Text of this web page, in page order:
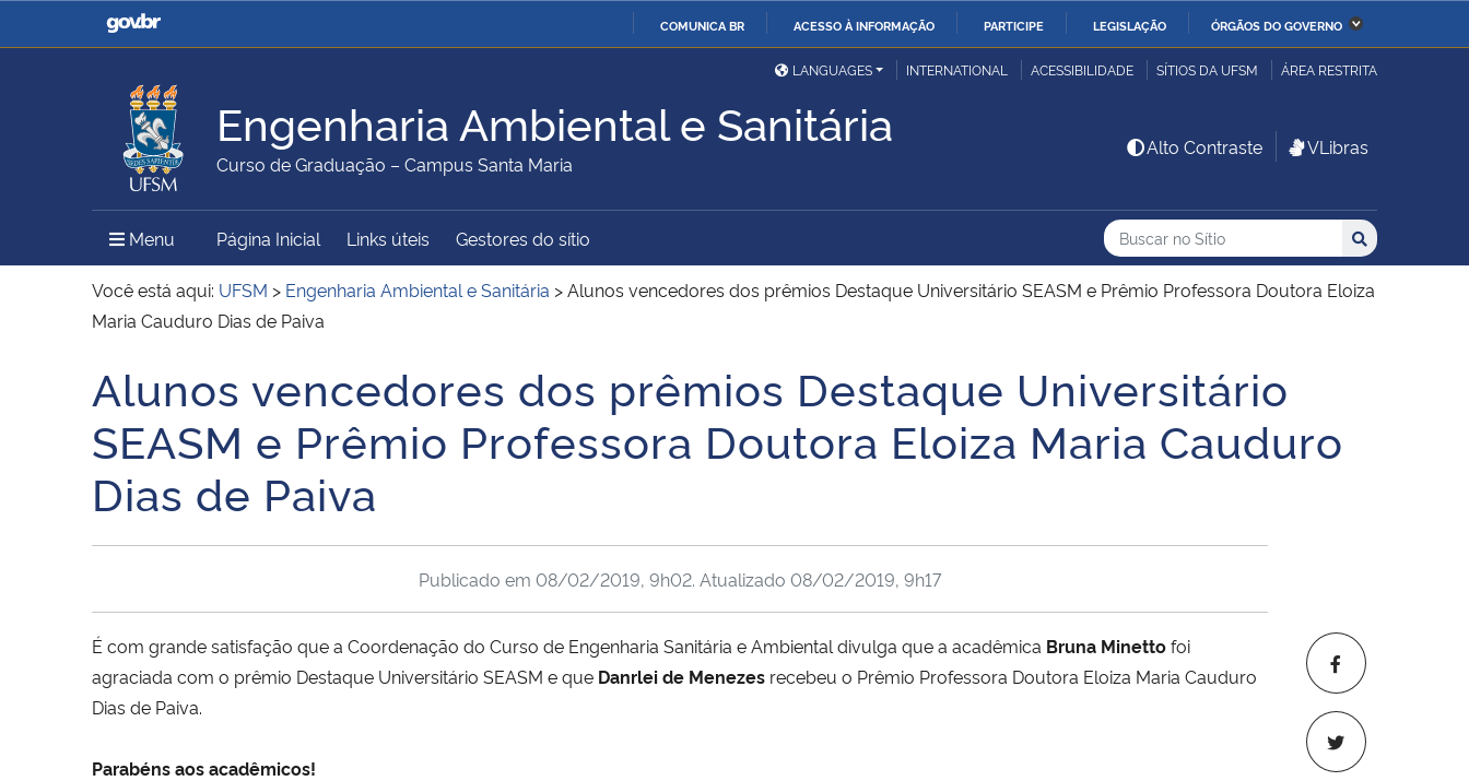
O
COMUNICA BR ACESSO À INFORMAÇÃO PARTICIPE LEGISLAÇÃO ÓRGÃOS DO GOVERNO
Casa Civil
Ministério da Justiça e
Ministério da Defesa
Ministério das Relações
Exteriores
Ministério da Economia Ministério da Infraestrutura
Ministério da Agricultura,
Pecuária e Abastecimento
Ministério da Educação Ministério da Cidadania Ministério da Saúde
Ministério da Ciência,
Tecnologia, Inovações e
Ministério do Meio Ambiente Ministério do Turismo
Ministério do
Desenvolvimento Regional
Família e dos Direitos
Secretaria de Governo
Gabinete de Segurança
Institucional
Advocacia-Geral da União
LANGUAGES INTERNATIONAL ACESSIBILIDADE SÍTIOS DA UFSM ÁREA RESTRITA
Engenharia Ambiental e Sanitária
Curso de Graduação – Campus Santa Maria
Alto Contraste VLibras
Menu Menu Principal do Sítio
Página Inicial Links úteis Gestores do sítio Busca
Buscar no no Sítio
Busca: Buscar
Você está aqui: UFSM > Engenharia Ambiental e Sanitária >Alunos vencedores dos prêmios Destaque Universitário SEASM e Prêmio Professora Doutora Eloiza
Maria Cauduro Dias de Paiva
Início do conteúdo
Alunos vencedores dos prêmios Destaque Universitário
SEASM e Prêmio Professora Doutora Eloiza Maria Cauduro
Dias de Paiva
Publicado em 08/02/2019, 9h02. Atualizado 08/02/2019, 9h17
É com grande satisfação que a Coordenação do Curso de Engenharia Sanitária e Ambiental divulga que a acadêmica Bruna Minettofoi
agraciada com o prêmio Destaque Universitário SEASM e que Danrlei de Menezes recebeu o Prêmio Professora Doutora Eloiza Maria Cauduro
Dias de Paiva.
Parabéns aos acadêmicos!